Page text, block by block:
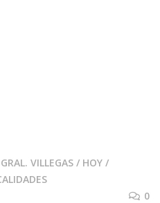
GRAL. VILLEGAS / HOY /
0